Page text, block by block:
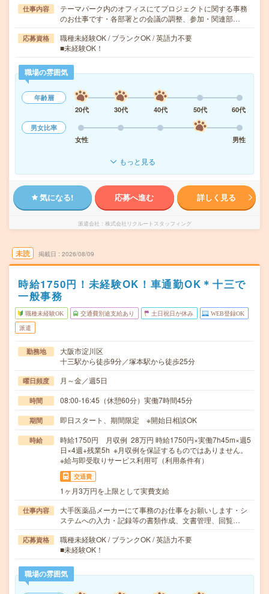
仕事内容
テーマパーク内のオフィスにてプロジェクトに関する事務
のお仕事です・各部署との会議の調整、参加・関連部…
応募資格
職種未経験OK / ブランクOK / 英語力不要
■未経験OK！
職場の雰囲気
年齢層
20代
30代 40代 50代
60代
男女比率
女性
男性
もっと見る
気になる! 応募へ進む 詳しく見る
派遣会社 株式会社リクルートスタッフィング
未読 掲載日 2026/08/09
時給1750円！未経験OK！車通勤OK＊十三で
一般事務
職種未経験OK 交通費別途支給あり 土日祝日が休み WEB登録OK
派遣
勤務地
大阪市淀川区
十三駅から徒歩9分／塚本駅から徒歩25分
曜日頻度 月～金／週5日
時間 08:00-16:45（休憩60分）実働7時間45分
期間 即日スタート、期間限定 ※開始日相談OK
時給
時給1750円 月収例 28万円 時給1750円×実働7h45m×週5
日×4週+残業5h ※月収例を保証するものではありません。
※給与即受取りサービス利用可（利用条件有）
交通費
1ヶ月3万円を上限として実費支給
仕事内容
大手医薬品メーカーにて事務のお仕事をお願いします・シ
ステムへの入力・記録等の書類作成、文書管理、回覧…
応募資格
職種未経験OK / ブランクOK / 英語力不要
■未経験OK！
職場の雰囲気